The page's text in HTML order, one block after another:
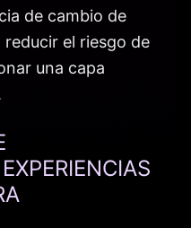
de cambio de
el riesgo de
una capa